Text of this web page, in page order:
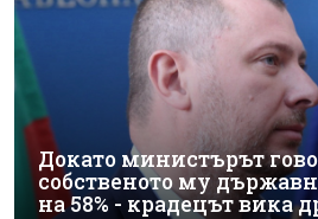
Докато министърът
собственото му
на 58% - крадецът вика